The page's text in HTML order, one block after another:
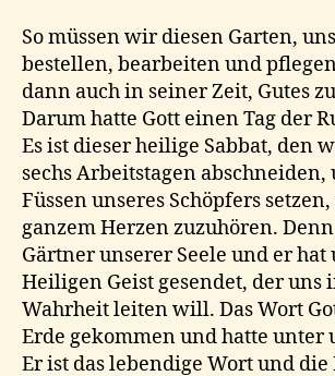
So müssen wir diesen Garten,
bestellen, bearbeiten und
dann auch in seiner Zeit, Gutes
Darum hatte Gott einen Tag der
Es ist dieser heilige Sabbat, den
sechs Arbeitstagen abschneiden,
Füssen unseres Schöpfers
ganzem Herzen zuzuhören.
Gärtner unserer Seele und er hat
Heiligen Geist gesendet, der uns
Wahrheit leiten will. Das Wort
Erde gekommen und hatte unter
Er ist das lebendige Wort und